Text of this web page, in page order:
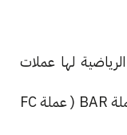
لها عملات
مشفرة خاصة بها. فعلى سبيل المثال عملة BAR ( عملة FC